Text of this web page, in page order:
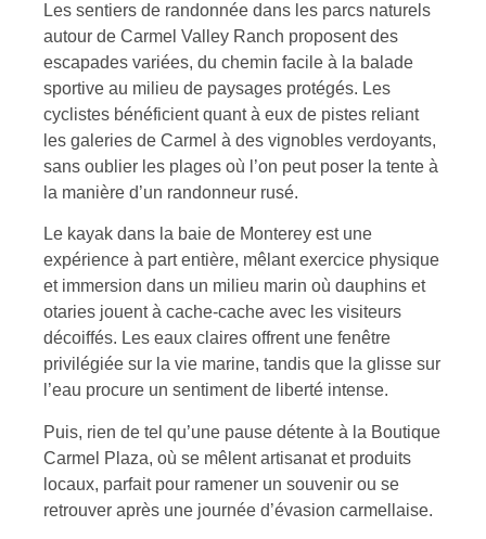
Les sentiers de randonnée dans les parcs naturels
autour de Carmel Valley Ranch proposent des
escapades variées, du chemin facile à la balade
sportive au milieu de paysages protégés. Les
cyclistes bénéficient quant à eux de pistes reliant
les galeries de Carmel à des vignobles verdoyants,
sans oublier les plages où l’on peut poser la tente à
la manière d’un randonneur rusé.
Le kayak dans la baie de Monterey est une
expérience à part entière, mêlant exercice physique
et immersion dans un milieu marin où dauphins et
otaries jouent à cache-cache avec les visiteurs
décoiffés. Les eaux claires offrent une fenêtre
privilégiée sur la vie marine, tandis que la glisse sur
l’eau procure un sentiment de liberté intense.
Puis, rien de tel qu’une pause détente à la Boutique
Carmel Plaza, où se mêlent artisanat et produits
locaux, parfait pour ramener un souvenir ou se
retrouver après une journée d’évasion carmellaise.